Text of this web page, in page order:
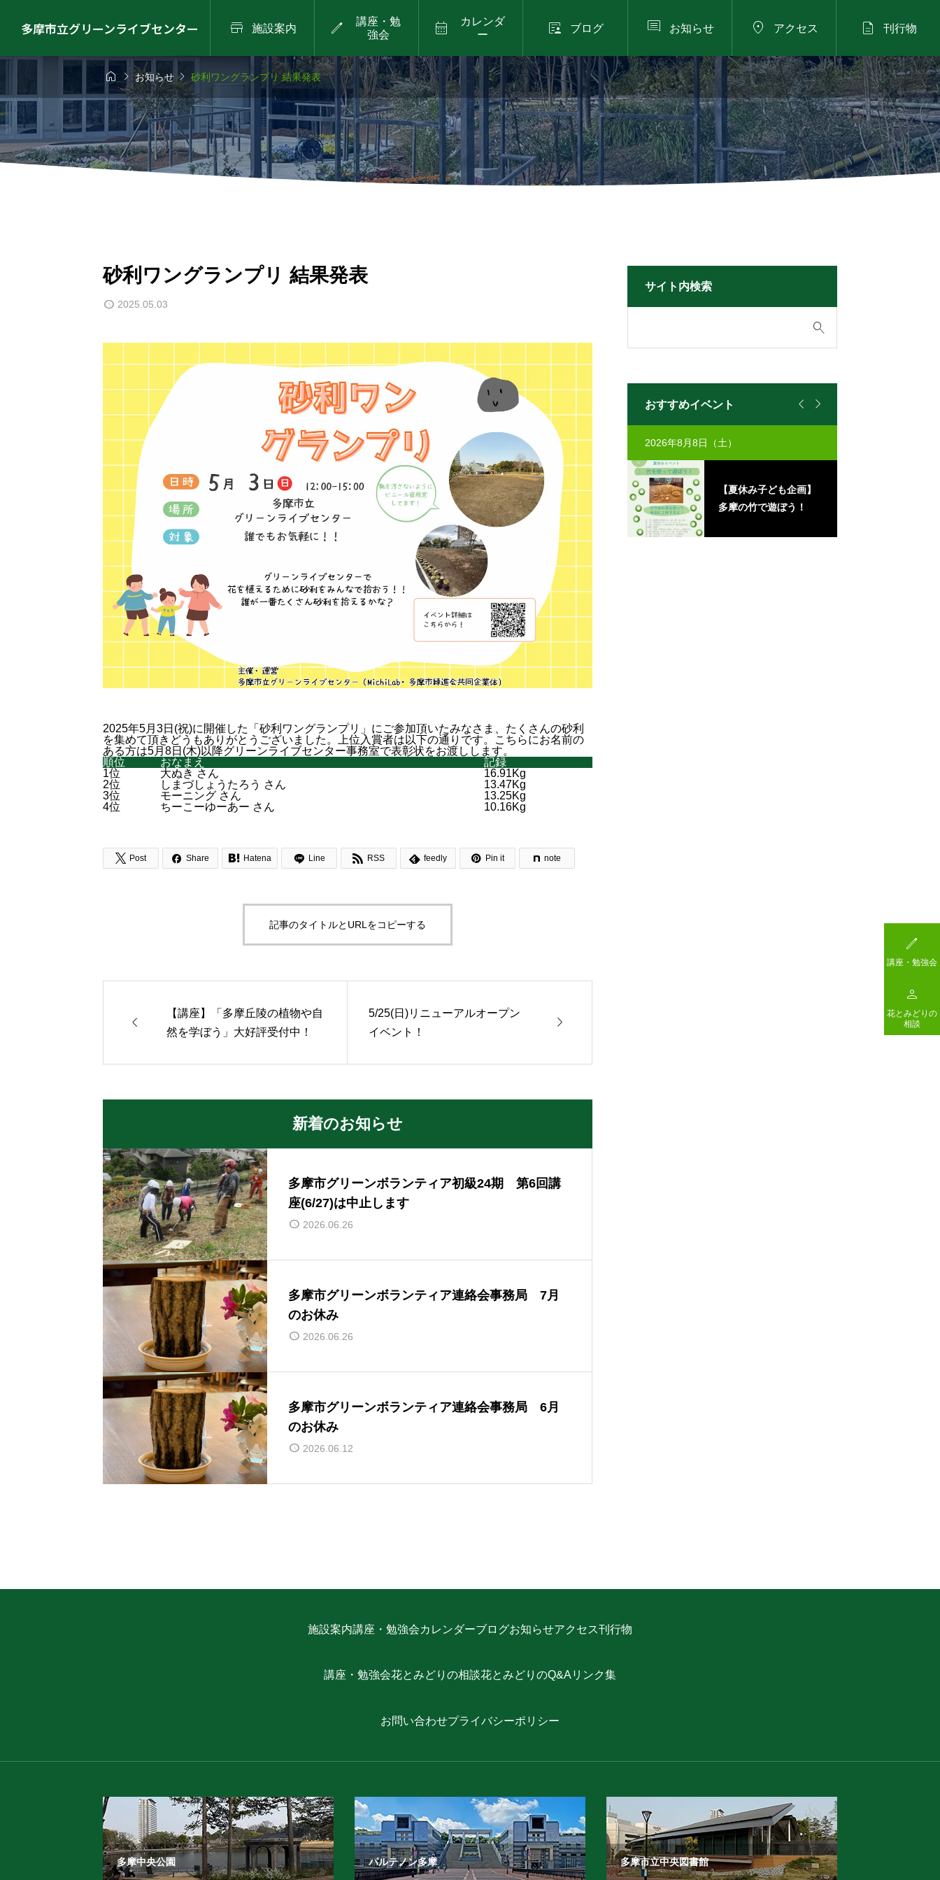
多摩市立グリーンライブセンター  施設案内 
講座・勉
強会

カレンダ
ー
 ブログ  お知らせ  アクセス  刊行物
づくりワーク
2026年8月22日（土）
流しそうめん（グリー
ンサマーパーク2026)
2026年8月23日（日）
ハナバチの巣箱づくり
ワークショップ
2026年8月23日（日）
【グリーンライブセン
ターALOHA企画】 第1
回親子でハワイの花飾
りを編んでみよう
 
休みについ
スタッフブログ
ローズウィークを開催中です
2026.05.24
スタッフブログ
五月の飾りつけをしました
2026.04.21
 
お知らせ砂利ワングランプリ 結果発表
砂利ワングランプリ 結果発表
2025.05.03
2025年5月3日(祝)に開催した「砂利ワングランプリ」にご参加頂いたみなさま、たくさんの砂利
を集めて頂きどうもありがとうございました。上位入賞者は以下の通りです。こちらにお名前の
ある方は5月8日(木)以降グリーンライブセンター事務室で表彰状をお渡しします。
順位
おなまえ
記録
1位
大ぬき さん
16.91Kg
2位
しまづしょうたろう さん
13.47Kg
3位
モーニング さん
13.25Kg
4位
ちーこーゆーあー さん 10.16Kg
 Post  Share  Hatena Line  RSS  feedly  Pin it note
記事のタイトルとURLをコピーする

【講座】「多摩丘陵の植物や自
然を学ぼう」大好評受付中！
5/25(日)リニューアルオープン
イベント！

新着のお知らせ
多摩市グリーンボランティア初級24期 第6回講
座(6/27)は中止します
2026.06.26
多摩市グリーンボランティア連絡会事務局 7月
のお休み
2026.06.26
多摩市グリーンボランティア連絡会事務局 6月
のお休み
2026.06.12
サイト内検索
おすすめイベント  
2026年8月8日（土）
コミュニティガーデン&
ファームプロジェクト
(8月)・みんなでバグズ
ハウス作り
2026年8月9日（日）
植物図鑑づくりワーク
ショップ
2026年8月8日（土）
【夏休み子ども企画】
多摩の竹で遊ぼう！
施設案内講座・勉強会カレンダーブログお知らせアクセス刊行物
講座・勉強会花とみどりの相談花とみどりのQ&A リンク集
お問い合わせプライバシーポリシー
多摩中央公園 パルテノン多摩 多摩市立中央図書館

講座・勉強会

花とみどりの
相談